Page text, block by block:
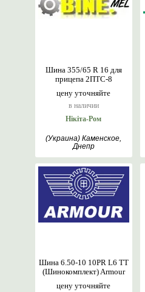
цену уточняйте
в наличии
Шина 355/65 R 16 для
прицепа 2ПТС-8
Нікіта-Ром
(Украина) Каменское,
Днепр
цену уточняйте
Шина 6.50-10 10PR L6 TT
(Шинокомплект) Armour